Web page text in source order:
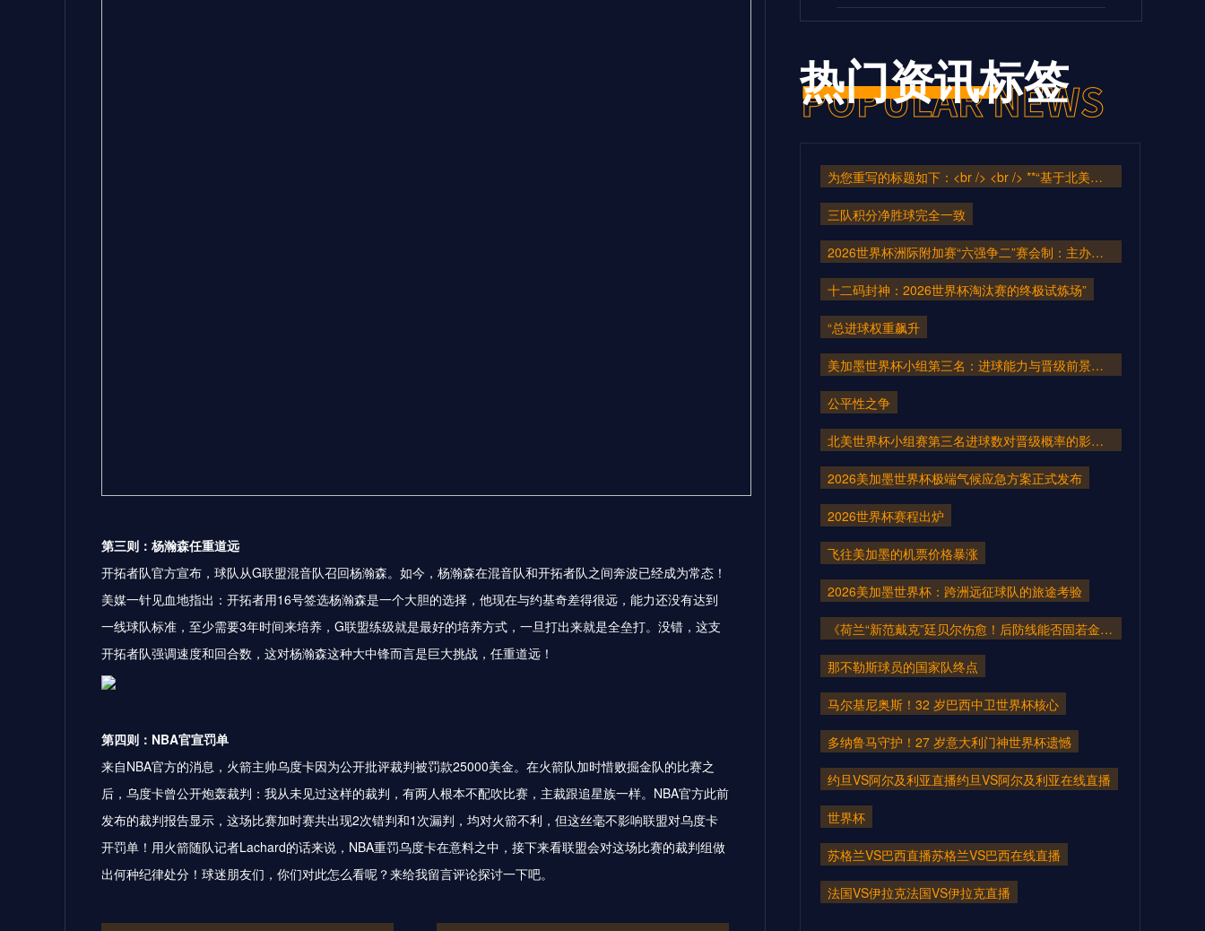
第三则： 杨瀚森任重道远
开拓者队官方宣布，球队从G联盟混音队召回杨瀚森。如今，杨瀚森在混音队和开拓者队之间奔波已经成为常态！
美媒一针见血地指出：开拓者用16号签选杨瀚森是一个大胆的选择，他现在与约基奇差得很远，能力还没有达到
一线球队标准，至少需要3年时间来培养，G联盟练级就是最好的培养方式，一旦打出来就是全垒打。没错，这支
开拓者队强调速度和回合数，这对杨瀚森这种大中锋而言是巨大挑战，任重道远！
第四则：NBA官宣罚单
来自NBA官方的消息，火箭主帅乌度卡因为公开批评裁判被罚款25000美金。在火箭队加时惜败掘金队的比赛之
后，乌度卡曾公开炮轰裁判：我从未见过这样的裁判，有两人根本不配吹比赛，主裁跟追星族一样。NBA官方此前
发布的裁判报告显示，这场比赛加时赛共出现2次错判和1次漏判，均对火箭不利，但这丝毫不影响联盟对乌度卡
开罚单！用火箭随队记者Lachard的话来说，NBA重罚乌度卡在意料之中，接下来看联盟会对这场比赛的裁判组做
出何种纪律处分！球迷朋友们，你们对此怎么看呢？来给我留言评论探讨一下吧。
全场录像回放
05月26日 曼联vs阿斯顿维拉 全场录
05月26日 富勒姆vs曼城 全场录像
05月25日 全国游泳冠军赛女子50米蝶
泳决赛 余依婷 全场录像回放
像回放
05月25日 德甲降级附加赛首回合 海
登海姆vs埃弗斯堡 全场录像回放
05月24日 全国游泳冠军赛男子50米自
由泳决赛 潘展乐 全场录像回放
05月24日 欧联杯决赛 热刺vs曼联 全
场录像
05月24日 广西平果vs成都蓉城 全场
录像回放
05月23日 陕西联合vs武汉三镇 全场
05月23日 水晶宫vs狼队 全场录像回
放
录像回放
05月22日 延边龙鼎vs青岛西海岸 全
场录像回放
热门资讯标签
为您重写的标题如下：<br /> <br /> **“基于北美转播规范的FIFA球场LED色温动态匹配与色彩精准同步系统”**
三队积分净胜球完全一致
2026世界杯洲际附加赛“六强争二”赛会制：主办权暗战中的地缘博弈与战略价值重塑
十二码封神：2026世界杯淘汰赛的终极试炼场”
“总进球权重飙升
美加墨世界杯小组第三名：进球能力与晋级前景的量化关联解析
公平性之争
北美世界杯小组赛第三名进球数对晋级概率的影响分析
2026美加墨世界杯极端气候应急方案正式发布
2026世界杯赛程出炉
飞往美加墨的机票价格暴涨
2026美加墨世界杯：跨洲远征球队的旅途考验
《荷兰“新范戴克”廷贝尔伤愈！后防线能否固若金汤？》
那不勒斯球员的国家队终点
马尔基尼奥斯！32 岁巴西中卫世界杯核心
多纳鲁马守护！27 岁意大利门神世界杯遗憾
约旦VS阿尔及利亚直播约旦VS阿尔及利亚在线直播
世界杯
苏格兰VS巴西直播苏格兰VS巴西在线直播
法国VS伊拉克法国VS伊拉克直播